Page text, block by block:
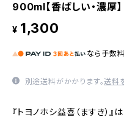
900ml【香ばしい・濃厚】
¥ 1,300
なら 手数
別途送料がかかります。送料
『トヨノホシ益喜（ますき）